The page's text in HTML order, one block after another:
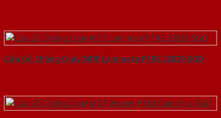
Cửa Gỗ Chống Cháy MDF Laminate P1R2 23029-SGD